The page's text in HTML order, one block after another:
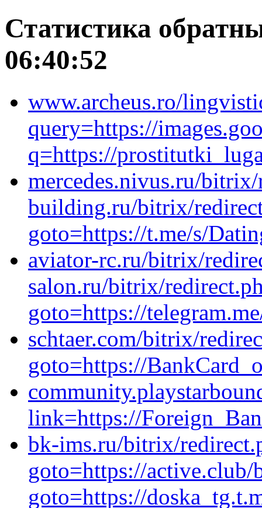
Статистика
06:40:52
www.archeus.ro/
query=https://
q=https://
mercedes.nivus.ru/
building.ru/bitrix/
goto=https://t.me/s/
aviator-rc.ru/bitrix/
salon.ru/bitrix/
goto=https://
schtaer.com/bitrix/
goto=https://
link=https://
bk-ims.ru/bitrix/
goto=https://
goto=https://